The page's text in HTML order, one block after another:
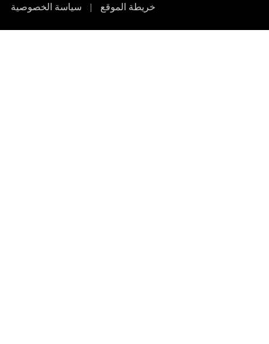
خريطة الموقع | سياسة الخصوصية